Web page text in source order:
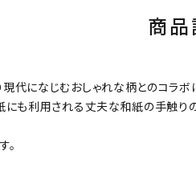
商品
代になじむおしゃれな柄とのコラ
にも利用される丈夫な和紙の手触り
。